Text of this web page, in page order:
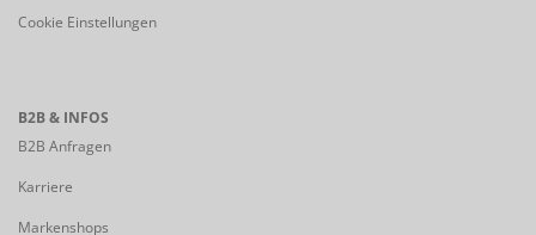
Cookie Einstellungen
B2B & INFOS
B2B Anfragen
Karriere
Markenshops